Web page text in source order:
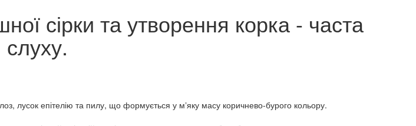
сірки та утворення корка - часта
лусок епітелію та пилу, що формується у мʼяку масу коричнево-бурого кольору.